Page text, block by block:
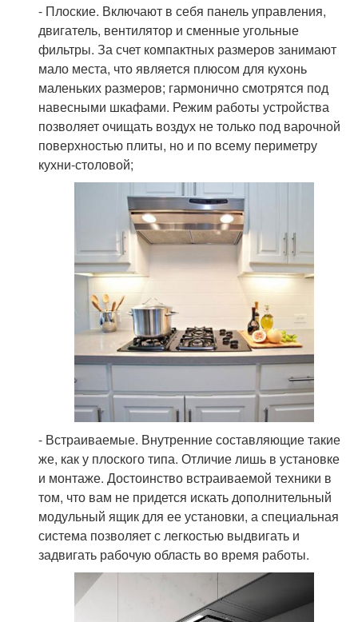
- Плоские. Включают в себя панель управления,
двигатель, вентилятор и сменные угольные
фильтры. За счет компактных размеров занимают
мало места, что является плюсом для кухонь
маленьких размеров; гармонично смотрятся под
навесными шкафами. Режим работы устройства
позволяет очищать воздух не только под варочной
поверхностью плиты, но и по всему периметру
кухни-столовой;
- Встраиваемые. Внутренние составляющие такие
же, как у плоского типа. Отличие лишь в установке
и монтаже. Достоинство встраиваемой техники в
том, что вам не придется искать дополнительный
модульный ящик для ее установки, а специальная
система позволяет с легкостью выдвигать и
задвигать рабочую область во время работы.